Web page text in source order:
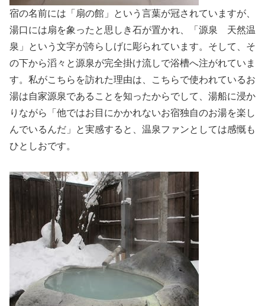
宿の名前には「扇の館」という言葉が冠されていますが、
湯口には扇を象ったと思しき石が置かれ、「源泉 天然温
泉」という文字が誇らしげに彫られています。そして、そ
の下から滔々と源泉が完全掛け流しで浴槽へ注がれていま
す。私がこちらを訪れた理由は、こちらで使われているお
湯は自家源泉であることを知ったからでして、湯船に浸か
りながら「他ではお目にかかれないお宿独自のお湯を楽し
んでいるんだ」と実感すると、温泉ファンとしては感慨も
ひとしおです。